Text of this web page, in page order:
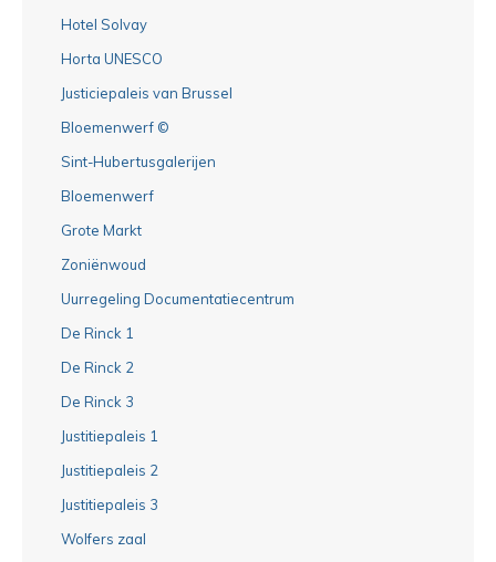
Hotel Solvay
Horta UNESCO
Justiciepaleis van Brussel
Bloemenwerf ©
Sint-Hubertusgalerijen
Bloemenwerf
Grote Markt
Zoniënwoud
Uurregeling Documentatiecentrum
De Rinck 1
De Rinck 2
De Rinck 3
Justitiepaleis 1
Justitiepaleis 2
Justitiepaleis 3
Wolfers zaal